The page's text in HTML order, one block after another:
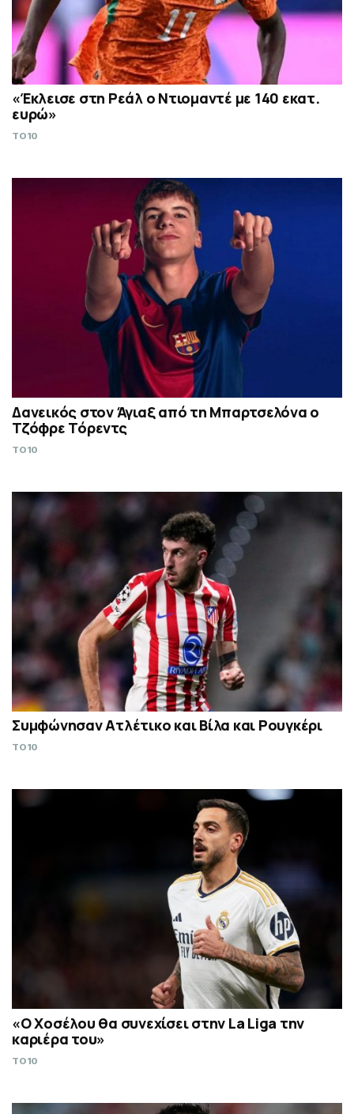
«Έκλεισε στη Ρεάλ ο Ντιομαντέ με 140 εκατ.
ευρώ»
TO10
Δανεικός στον Άγιαξ από τη Μπαρτσελόνα ο
Τζόφρε Τόρεντς
TO10
Συμφώνησαν Ατλέτικο και Βίλα και Ρουγκέρι
TO10
«Ο Χοσέλου θα συνεχίσει στην La Liga την
καριέρα του»
TO10